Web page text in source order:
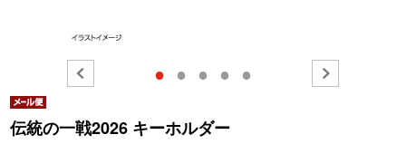
● ● ● ● ●
伝統の一戦2026 キーホルダー